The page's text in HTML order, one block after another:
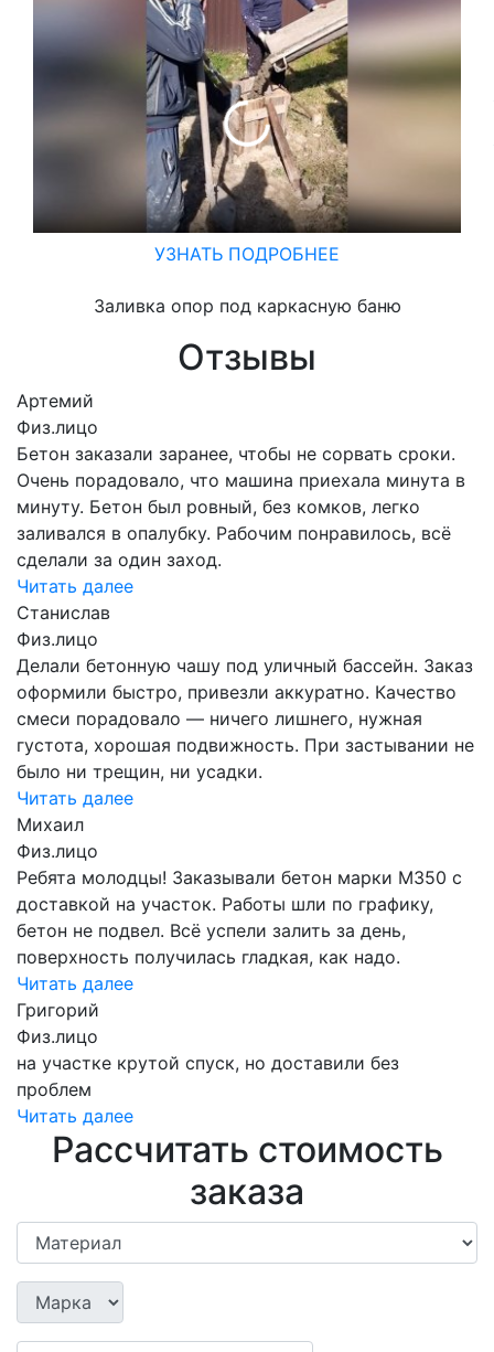
УЗНАТЬ ПОДРОБНЕЕ
Заливка опор под каркасную баню
Отзывы
Артемий
Физ.лицо
Бетон заказали заранее, чтобы не сорвать сроки.
Очень порадовало, что машина приехала минута в
минуту. Бетон был ровный, без комков, легко
заливался в опалубку. Рабочим понравилось, всё
сделали за один заход.
Читать далее
Станислав
Физ.лицо
Делали бетонную чашу под уличный бассейн. Заказ
оформили быстро, привезли аккуратно. Качество
смеси порадовало — ничего лишнего, нужная
густота, хорошая подвижность. При застывании не
было ни трещин, ни усадки.
Читать далее
Михаил
Физ.лицо
Ребята молодцы! Заказывали бетон марки М350 с
доставкой на участок. Работы шли по графику,
бетон не подвел. Всё успели залить за день,
поверхность получилась гладкая, как надо.
Читать далее
Григорий
Физ.лицо
на участке крутой спуск, но доставили без
проблем
Читать далее
Рассчитать стоимость
заказа